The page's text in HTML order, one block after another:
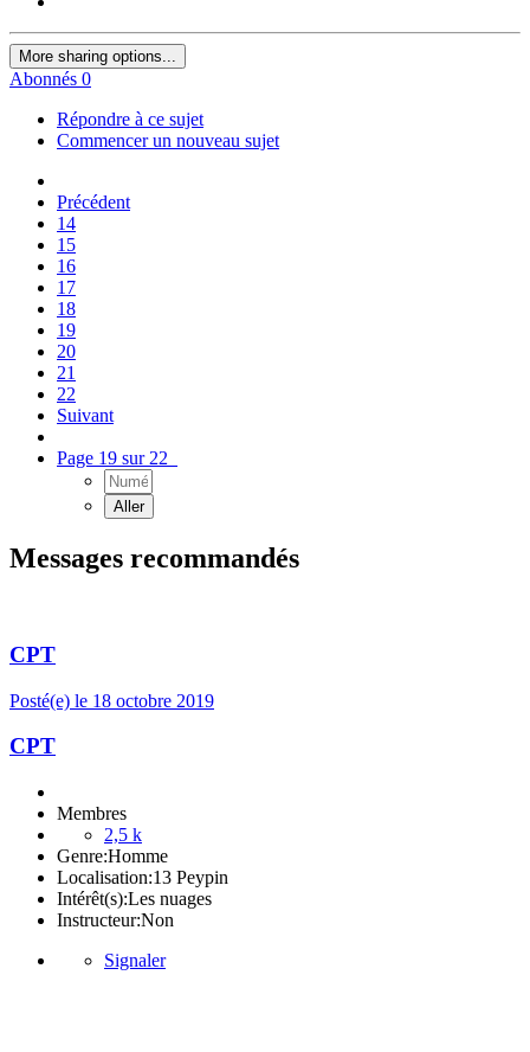
More sharing options...
Abonnés 0
Répondre à ce sujet
Commencer un nouveau sujet
Précédent
14
15
16
17
18
19
20
21
22
Suivant
Page 19 sur 22
Messages recommandés
CPT
Posté(e) le 18 octobre 2019
CPT
Membres
2,5 k
Genre:Homme
Localisation:13 Peypin
Intérêt(s):Les nuages
Instructeur:Non
Signaler